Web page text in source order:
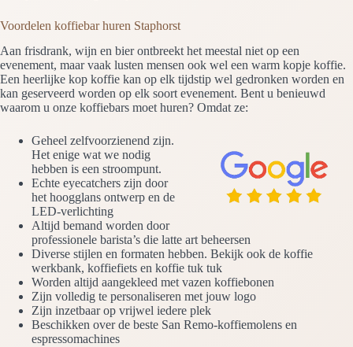
Voordelen koffiebar huren Staphorst
Aan frisdrank, wijn en bier ontbreekt het meestal niet op een
evenement, maar vaak lusten mensen ook wel een warm kopje koffie.
Een heerlijke kop koffie kan op elk tijdstip wel gedronken worden en
kan geserveerd worden op elk soort evenement. Bent u benieuwd
waarom u onze koffiebars moet huren? Omdat ze:
Geheel zelfvoorzienend zijn.
Het enige wat we nodig
hebben is een stroompunt.
Echte eyecatchers zijn door
het hoogglans ontwerp en de
LED-verlichting
Altijd bemand worden door
professionele barista’s die latte art beheersen
Diverse stijlen en formaten hebben. Bekijk ook de koffie
werkbank, koffiefiets en koffie tuk tuk
Worden altijd aangekleed met vazen koffiebonen
Zijn volledig te personaliseren met jouw logo
Zijn inzetbaar op vrijwel iedere plek
Beschikken over de beste San Remo-koffiemolens en
espressomachines